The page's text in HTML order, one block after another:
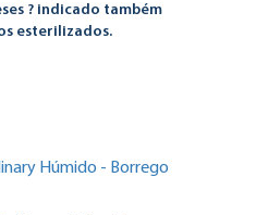
? indicado também
esterilizados.